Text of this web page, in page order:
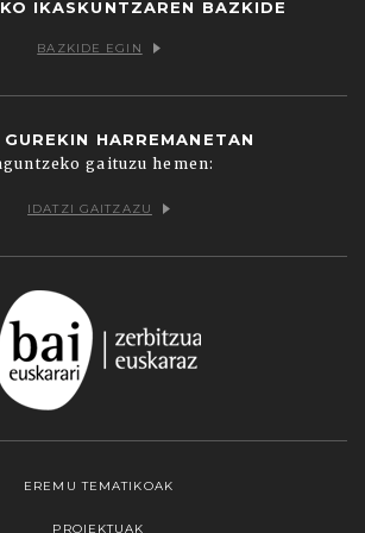
IKASKUNTZAREN BAZKIDE
BAZKIDE EGIN
HARREMANETAN
gaituzu hemen:
IDATZI GAITZAZU
EREMU TEMATIKOAK
PROIEKTUAK